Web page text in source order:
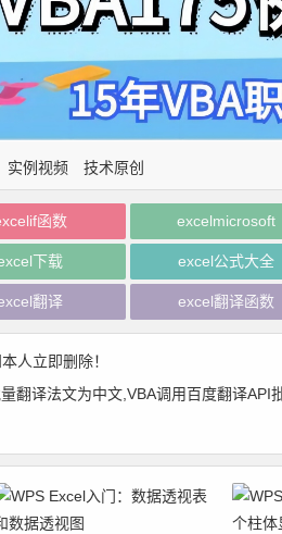
实例视频 技术原创
函数 excelmicrosoft
下载 excel公式大全
翻译 excel翻译函数
人立即删除！
量翻译法文为中文,VBA调用百度翻译